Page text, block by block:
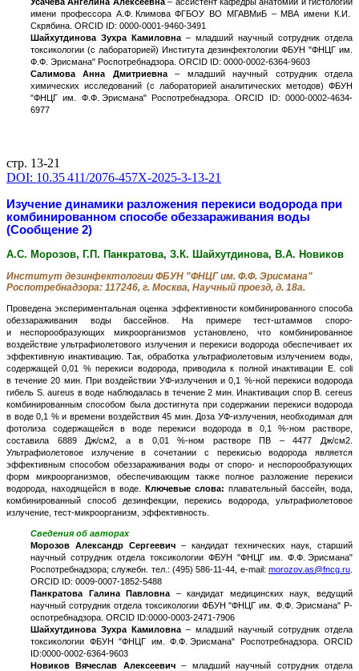
имени профессора А.Ф. Климова ФГБОУ ВО МГАВМиБ – МВА имени К.И.
Скрябина. ORCID ID: 0000-0001-9460-3491
Шайхутдинова Зухра Камиловна – младший научный сотрудник отдела
токсикологии (с лабораторией) Института дезинфектологии ФБУН "ФНЦГ им.
Ф.Ф. Эрисмана" Роспотребнадзора. ORCID ID: 0000-0002-6364-9603
Салимова Анна Дмитриевна– младший научный сотрудник отдела
химических исследований (с лабораторией аналитических методов) ФБУН
"ФНЦГ им. Ф.Ф. Эрисмана" Роспотребнадзора. ORCID ID: 0000-0002-4634-
6977
стр. 13-21
DOI: 10.35 411/2076-457X-2025-3-13-21
Изучение динамики разложения перекиси водорода при
комбинированном способе обеззараживания воды
(Сообщение 2)
А.С. Морозов, Г.П. Панкратова, З.К. Шайхутдинова, В.А. Новиков
Институт дезинфектологии ФБУН "ФНЦГ им. Ф.Ф. Эрисмана"
Роспотребнадзора: 117246, г. Москва, Научный проезд, д. 18а.
Проведена экспериментальная оценка эффективности комбинированного способа
обеззараживания воды бассейнов. На примере тест-штаммов споро-
и неспорообразующих микроорганизмов установлено, что комбинированное
воздействие ультрафиолетового излучения и перекиси водорода обеспечивает их
эффективную инактивацию. Так, обработка ультрафиолетовым излучением воды,
содержащей 0,01 % перекиси водорода, приводила к полной инактивации E. coli
в течение 20 мин. При воздействии УФ-излучения и 0,1 %-ной перекиси водорода
гибель S. aureus в воде наблюдалась в течение 2 мин. Инактивация спор B. cereus
комбинированным способом была достигнута при содержании перекиси водорода
в воде 0,1 % и времени воздействия 45 мин. Доза УФ-излучения, необходимая для
фотолиза содержащейся в воде перекиси водорода в 0,1 %-ном растворе,
составила 6889 Дж/см2, а в 0,01 %-ном растворе ПВ – 4477 Дж/см2.
Ультрафиолетовое излучение в сочетании с перекисью водорода является
эффективным способом обеззараживания воды от споро- и неспорообразующих
форм микроорганизмов, обеспечивающим также полное разложение перекиси
водорода, находящейся в воде.
Ключевые слова: плавательный бассейн, вода,
комбинированный способ дезинфекции, перекись водорода, ультрафиолетовое
излучение, тест-микроорганизм, эффективность.
Сведения об авторах
Морозов Александр Сергеевич – кандидат технических наук, старший
научный сотрудник отдела токсикологии ФБУН "ФНЦГ им. Ф.Ф. Эрисмана"
Роспотребнадзора; служебн. тел.: (495) 586-11-44, e-mail: morozov.as@fncg.ru
ORCID ID: 0009-0007-1852-5488
Панкратова Галина Павловна – кандидат медицинских наук, ведущий
научный сотрудник отдела токсикологии ФБУН "ФНЦГ им. Ф.Ф. Эрисмана" Р-
оспотребнадзора. ORCID ID:0000-0003-2471-7906
Шайхутдинова Зухра Камиловна – младший научный сотрудник отдела
токсикологии ФБУН "ФНЦГ им. Ф.Ф. Эрисмана" Роспотребнадзора. ORCID
ID:0000-0002-6364-9603
Новиков Вячеслав Алексеевич– младший научный сотрудник отдела